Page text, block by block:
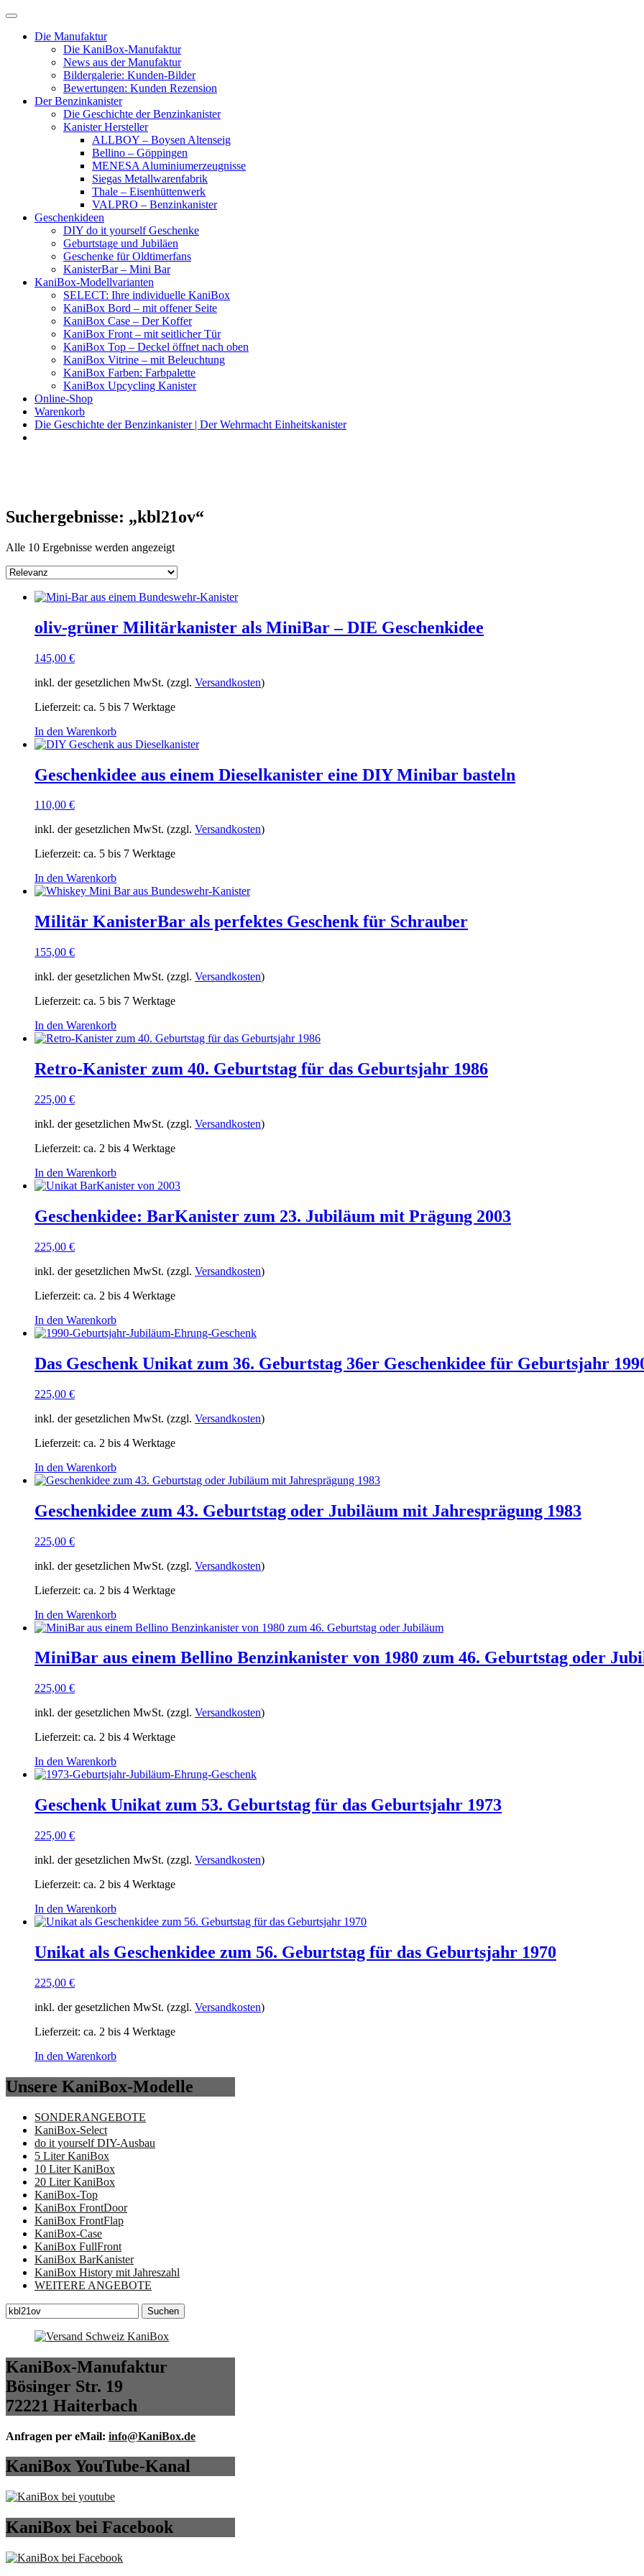
Skip
contentDie Manufaktur
Die KaniBox-Manufaktur
News aus der Manufaktur
Bildergalerie: Kunden-Bilder
Bewertungen: Kunden Rezension
Der Benzinkanister
Die Geschichte der Benzinkanister
Kanister Hersteller
ALLBOY – Boysen Altenseig
Bellino – Göppingen
MENESA Aluminiumerzeugnisse
Siegas Metallwarenfabrik
Thale – Eisenhüttenwerk
VALPRO – Benzinkanister
Geschenkideen
DIY do it yourself Geschenke
Geburtstage und Jubiläen
Geschenke für Oldtimerfans
KanisterBar – Mini Bar
KaniBox-Modellvarianten
SELECT: Ihre individuelle KaniBox
KaniBox Bord – mit offener Seite
KaniBox Case – Der Koffer
KaniBox Front – mit seitlicher Tür
KaniBox Top – Deckel öffnet nach oben
KaniBox Vitrine – mit Beleuchtung
KaniBox Farben: Farbpalette
KaniBox Upcycling Kanister
Online-Shop
Warenkorb
Die Geschichte der Benzinkanister | Der Wehrmacht Einheitskanister
Suchergebnisse: „kbl21ov“
Alle 10 Ergebnisse werden angezeigt
oliv-grüner Militärkanister als MiniBar – DIE Geschenkidee
145,00 €
inkl. der gesetzlichen MwSt. (zzgl. Versandkosten)
Lieferzeit: ca. 5 bis 7 Werktage
In den Warenkorb
Geschenkidee aus einem Dieselkanister eine DIY Minibar basteln
110,00 €
inkl. der gesetzlichen MwSt. (zzgl. Versandkosten)
Lieferzeit: ca. 5 bis 7 Werktage
In den Warenkorb
Militär KanisterBar als perfektes Geschenk für Schrauber
155,00 €
inkl. der gesetzlichen MwSt. (zzgl. Versandkosten)
Lieferzeit: ca. 5 bis 7 Werktage
In den Warenkorb
Retro-Kanister zum 40. Geburtstag für das Geburtsjahr 1986
225,00 €
inkl. der gesetzlichen MwSt. (zzgl. Versandkosten)
Lieferzeit: ca. 2 bis 4 Werktage
In den Warenkorb
Geschenkidee: BarKanister zum 23. Jubiläum mit Prägung 2003
225,00 €
inkl. der gesetzlichen MwSt. (zzgl. Versandkosten)
Lieferzeit: ca. 2 bis 4 Werktage
In den Warenkorb
Das Geschenk Unikat zum 36. Geburtstag 36er Geschenkidee für Geburtsjahr
225,00 €
inkl. der gesetzlichen MwSt. (zzgl. Versandkosten)
Lieferzeit: ca. 2 bis 4 Werktage
In den Warenkorb
Geschenkidee zum 43. Geburtstag oder Jubiläum mit Jahresprägung 1983
225,00 €
inkl. der gesetzlichen MwSt. (zzgl. Versandkosten)
Lieferzeit: ca. 2 bis 4 Werktage
In den Warenkorb
MiniBar aus einem Bellino Benzinkanister von 1980 zum 46. Geburtstag oder
225,00 €
inkl. der gesetzlichen MwSt. (zzgl. Versandkosten)
Lieferzeit: ca. 2 bis 4 Werktage
In den Warenkorb
Geschenk Unikat zum 53. Geburtstag für das Geburtsjahr 1973
225,00 €
inkl. der gesetzlichen MwSt. (zzgl. Versandkosten)
Lieferzeit: ca. 2 bis 4 Werktage
In den Warenkorb
Unikat als Geschenkidee zum 56. Geburtstag für das Geburtsjahr 1970
225,00 €
inkl. der gesetzlichen MwSt. (zzgl. Versandkosten)
Lieferzeit: ca. 2 bis 4 Werktage
In den Warenkorb
Unsere KaniBox-Modelle
SONDERANGEBOTE
KaniBox-Select
do it yourself DIY-Ausbau
5 Liter KaniBox
10 Liter KaniBox
20 Liter KaniBox
KaniBox-Top
KaniBox FrontDoor
KaniBox FrontFlap
KaniBox-Case
KaniBox FullFront
KaniBox BarKanister
KaniBox History mit Jahreszahl
WEITERE ANGEBOTE
Suchen
nach:
Suchen
KaniBox-Manufaktur
Bösinger Str. 19
72221 Haiterbach
Anfragen per eMail: info@KaniBox.de
KaniBox YouTube-Kanal
KaniBox bei Facebook